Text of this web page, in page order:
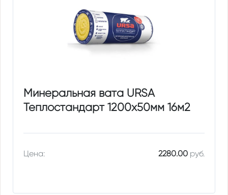
Минеральная вата URSA
Теплостандарт 1200х50мм 16м2
Цена: 2280.00руб.